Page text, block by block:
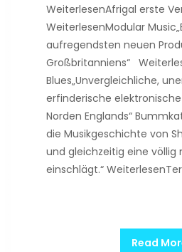
WeiterlesenAfrigal erste
WeiterlesenModular
aufregendsten neuen
Großbritanniens“
Blues„Unvergleichliche,
erfinderische
Norden Englands“
die Musikgeschichte von
und gleichzeitig eine völlig
einschlägt.“
Read